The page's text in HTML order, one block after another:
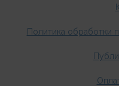
Политика обработки